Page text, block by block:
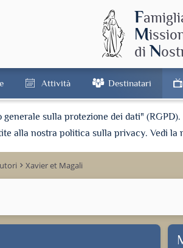
F
M
diN
Attività Destinatari
generale sulla protezione dei dati"
alla nostra politica sulla privacy. Vedi
keyboard_arrow_right Xavier et Magali